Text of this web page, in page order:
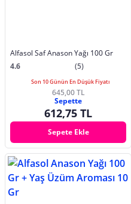
Alfasol Saf Anason Yağı 100 Gr
4.6
(5)
Son 10 Günün En Düşük Fiyatı
645,00 TL
Sepette
612,75 TL
Sepete Ekle